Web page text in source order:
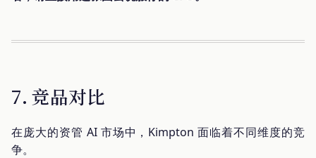
7. 竞品对比
在庞大的资管 AI 市场中，Kimpton 面临着不同维度的竞
争。